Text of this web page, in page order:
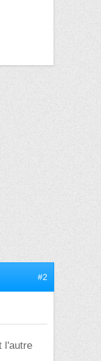
#2
l'autre